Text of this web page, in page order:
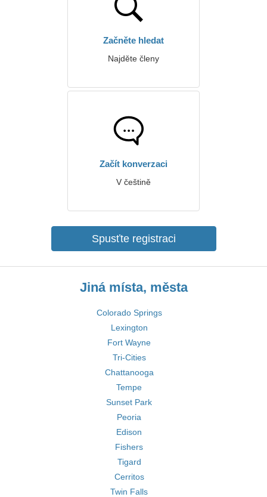
Začněte hledat
Najděte členy
Začít konverzaci
V češtině
Spusťte registraci
Jiná místa, města
Colorado Springs
Lexington
Fort Wayne
Tri-Cities
Chattanooga
Tempe
Sunset Park
Peoria
Edison
Fishers
Tigard
Cerritos
Twin Falls